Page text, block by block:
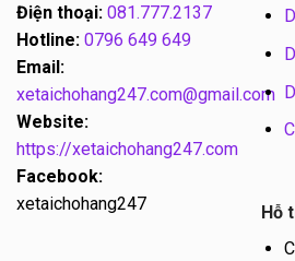
Điện thoại: 081.777.2137
Hotline: 0796 649 649
Email:
xetaichohang247.com@gmail.com
Website:
https://xetaichohang247.com
Facebook:
xetaichohang247
Hỗ